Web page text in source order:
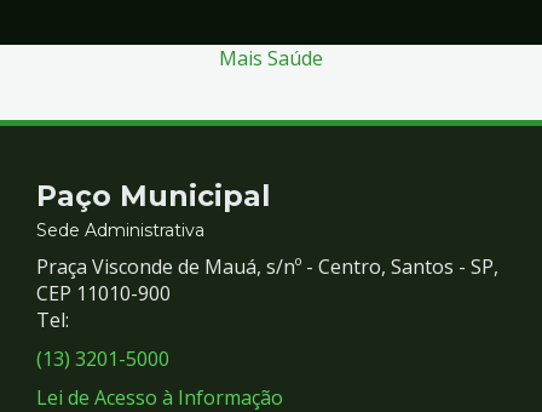
Mais Saúde
Contato
e
Redes
Sociais
Paço Municipal
Sede Administrativa
Praça Visconde de Mauá, s/nº - Centro, Santos - SP,
CEP 11010-900
Tel:
(13) 3201-5000
Lei de Acesso à Informação